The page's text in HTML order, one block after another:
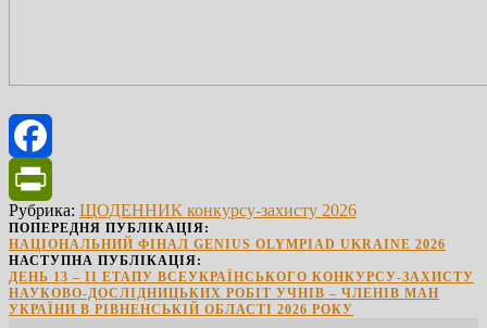
Facebook
PrintFriendly
Рубрика: ЩОДЕННИК конкурсу-захисту 2026
ПОПЕРЕДНЯ ПУБЛІКАЦІЯ:
НАЦІОНАЛЬНИЙ ФІНАЛ GENIUS OLYMPIAD UKRAINE 2026
НАСТУПНА ПУБЛІКАЦІЯ:
ДЕНЬ 13 – ІІ ЕТАПУ ВСЕУКРАЇНСЬКОГО КОНКУРСУ-ЗАХИСТУ
НАУКОВО-ДОСЛІДНИЦЬКИХ РОБІТ УЧНІВ – ЧЛЕНІВ МАН
УКРАЇНИ В РІВНЕНСЬКІЙ ОБЛАСТІ 2026 РОКУ